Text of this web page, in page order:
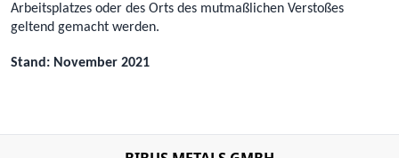
Arbeitsplatzes oder des Orts des mutmaßlichen Verstoßes
geltend gemacht werden.
Stand: November 2021